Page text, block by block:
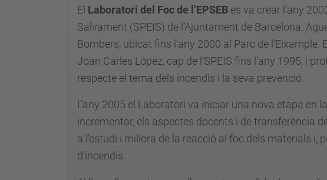
El Laboratori del Foc de l’EPSEB es va crear l’any
Salvament (SPEIS) de l’Ajuntament de Barcelona.
Bombers, ubicat fins l’any 2000 al Parc de
Joan Carles López, cap de l’SPEIS fins l'any 1995, i
respecte el tema dels incendis i la seva prevenció.
L’any 2005 el Laboratori va iniciar una nova etapa
incrementar, els aspectes docents i de transferència
a l’estudi i millora de la reacció al foc dels materials
d’incendis.